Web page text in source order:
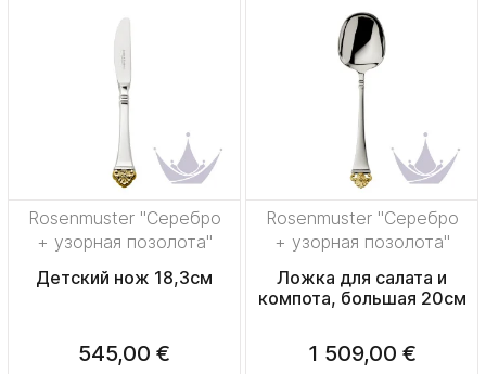
Rosenmuster "Серебро
+ узорная позолота"
Детский нож 18,3см
545,00 €
Rosenmuster "Серебро
+ узорная позолота"
Ложка для салата и
компота, большая 20см
1 509,00 €